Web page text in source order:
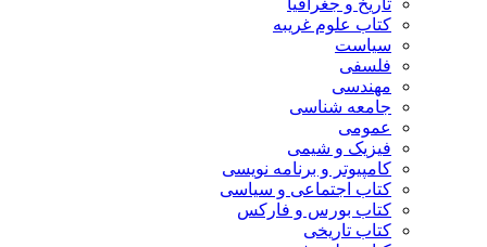
کتاب علوم غریبه
سیاست
فلسفی
مهندسی
جامعه شناسی
عمومی
فیزیک و شیمی
کامپیوتر و برنامه نویسی
کتاب اجتماعی و سیاسی
کتاب بورس و فارکس
کتاب تاریخی